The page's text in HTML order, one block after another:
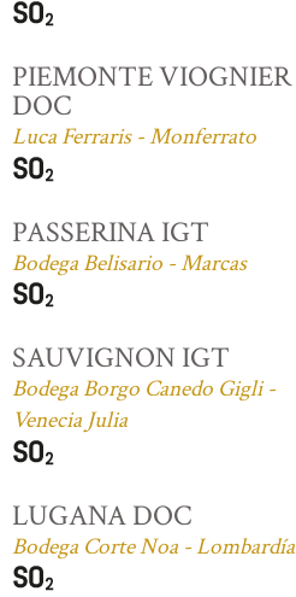
PIEMONTE VIOGNIER
DOC
Luca Ferraris - Monferrato
PASSERINA IGT
Bodega Belisario - Marcas
SAUVIGNON IGT
Bodega Borgo Canedo Gigli -
Venecia Julia
LUGANA DOC
Bodega Corte Noa - Lombardía